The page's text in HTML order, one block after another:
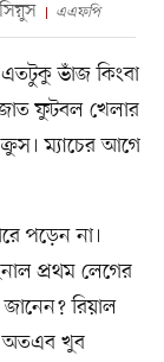
এএফপি
ভাঁজ কিংবা
ফুটবল খেলার
ম্যাচের আগে
পড়েন না।
প্রথম লেগের
রিয়াল
অতএব খুব